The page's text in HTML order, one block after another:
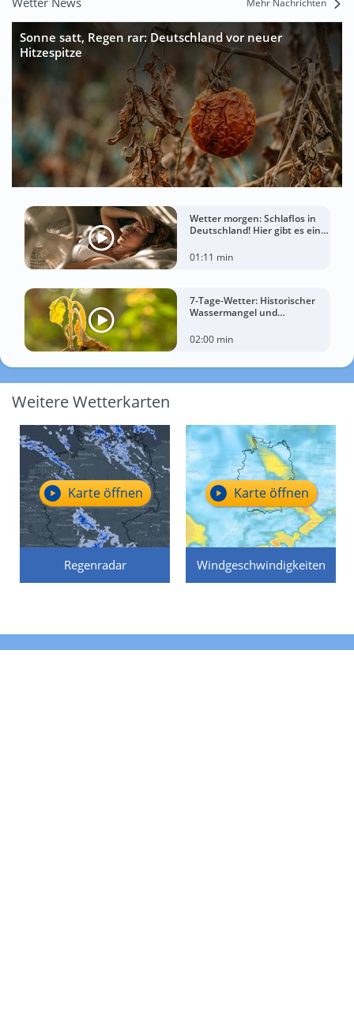
Mehr Nachrichten
Sonne satt, Regen rar: Deutschland vor neuer
Hitzespitze
Wetter morgen: Schlaflos in
Deutschland! Hier gibt es eine
01:11 min
7-Tage-Wetter: Historischer
Wassermangel und
02:00 min
Weitere Wetterkarten
Regenradar
Karte öffnen
Windgeschwindigkeiten
Karte öffnen